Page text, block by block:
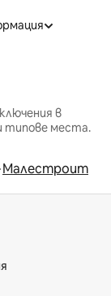
в
типове места.
Малестрoит